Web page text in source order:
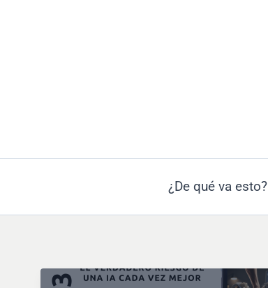
¿De qué va esto?